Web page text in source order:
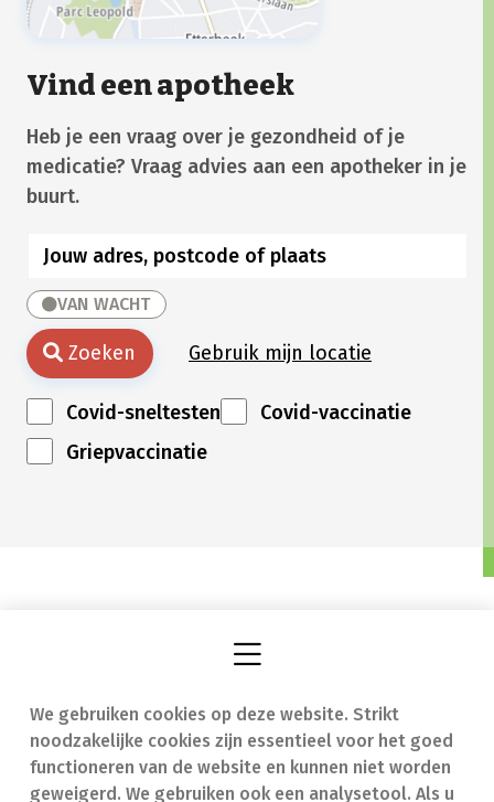
We gebruiken cookies op deze website. Strikt
noodzakelijke cookies zijn essentieel voor het goed
functioneren van de website en kunnen niet worden
geweigerd. We gebruiken ook een analysetool. Als u
Vind een apotheek
Heb je een vraag over je gezondheid of je
medicatie? Vraag advies aan een apotheker in je
buurt.
VAN WACHT
Zoeken Gebruik mijn locatie
Covid-sneltesten
Covid-vaccinatie
Griepvaccinatie
Vind een apotheek
Onze expertise
In geval van nood
Contact